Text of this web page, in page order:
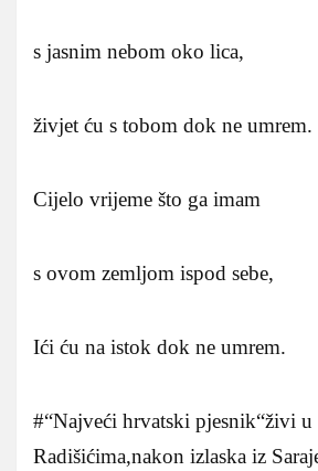
s jasnim nebom oko lica,
živjet ću s tobom dok ne umrem.
Cijelo vrijeme što ga imam
s ovom zemljom ispod sebe,
Ići ću na istok dok ne umrem.
#“Najveći hrvatski pjesnik“živi u
Radišićima,nakon izlaska iz